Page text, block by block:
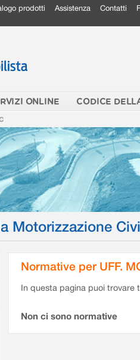
prodotti Assistenza Contatti
ONLINE CODICE
Motorizzazione
Normative per UFF.
In questa pagina puoi
Non ci sono normative